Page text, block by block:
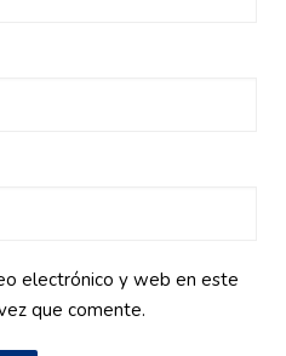
electrónico y web en este
que comente.